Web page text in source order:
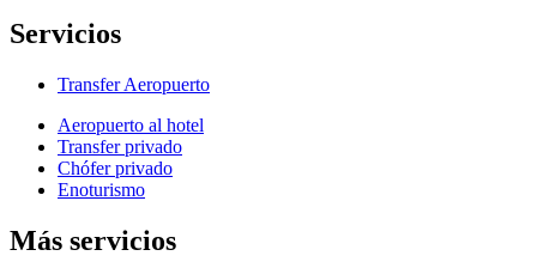
Servicios
Transfer Aeropuerto
Aeropuerto al hotel
Transfer privado
Chófer privado
Enoturismo
Más servicios